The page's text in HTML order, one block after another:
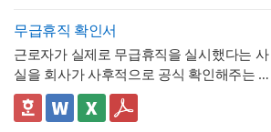
며칠에 해당하는지"를 신청서 자체에서 바로
계산·검증 가능
- 사용시간을 "14:00~16:00(총 2시간)"처럼
시작·종료 시각과 총 시간을 함께 기재하도록
해, 반차보다 세분화된 시간 단위로 병원 진
료, 관공서 방문 등 짧은 용무에 유연하게 대
응
- "회사의 소정근로시간에 따라 차감기준은
달라질 수 있음"이라는 단서를 명시해, 하루 8
시간 근무가 아닌 사업장에서도 환산 기준을
조정해 적용할 수 있음을 안내
- 업무 특이사항란을 별도로 두어, 시간단위
연차 사용으로 인해 발생할 수 있는 업무 공백
무급휴직 확인서
근로자가 실제로 무급휴직을 실시했다는 사
실을 회사가 사후적으로 공식 확인해주는 증
명서입니다. 휴직원(신청서)이 사전 승인 절차
를 위한 문서라면, 이 확인서는 이미 실시된
📣 이 서식의 구성 특징